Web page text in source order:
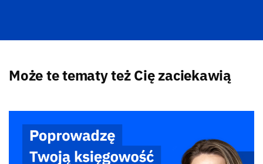
Może te tematy też Cię zaciekawią